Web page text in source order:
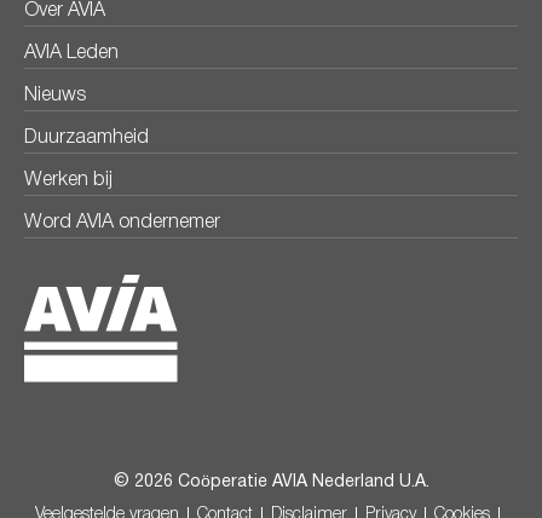
Over AVIA
AVIA Leden
Nieuws
Duurzaamheid
Werken bij
Word AVIA ondernemer
© 2026 Coöperatie AVIA Nederland U.A.